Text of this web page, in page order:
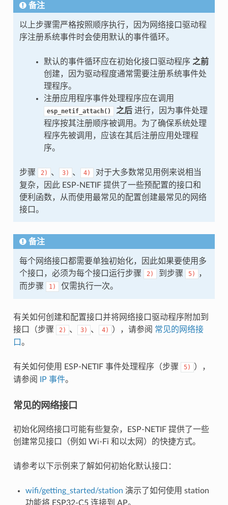
备注
以上步骤需严格按照顺序执行，因为网络接口驱动程
序注册系统事件时会使用默认的事件循环。
默认的事件循环应在初始化接口驱动程序 之前
创建，因为驱动程度通常需要注册系统事件处
理程序。
注册应用程序事件处理程序应在调用
esp_netif_attach() 之后进行，因为事件处理
程序按其注册顺序被调用。为了确保系统处理
程序先被调用，应该在其后注册应用处理程
序。
步骤 2) 、 3) 、 4)
对于大多数常见用例来说相当
复杂，因此 ESP-NETIF 提供了一些预配置的接口和
便利函数，从而使用最常见的配置创建最常见的网络
接口。
备注
每个网络接口都需要单独初始化，因此如果要使用多
个接口，必须为每个接口运行步骤
2) 到步骤 5)
，
而步骤
1) 仅需执行一次。
有关如何创建和配置接口并将网络接口驱动程序附加到
接口（步骤
2) 、 3) 、 4) ），请参阅 常见的网络接
口。
有关如何使用 ESP-NETIF 事件处理程序（步骤 5)
），
请参阅
IP 事件。
常见的网络接口
初始化网络接口可能有些复杂，ESP-NETIF 提供了一些
创建常见接口（例如 Wi-Fi 和以太网）的快捷方式。
请参考以下示例来了解如何初始化默认接口：
wifi/getting_started/station 演示了如何使用 station
功能将 ESP32-C5 连接到 AP。